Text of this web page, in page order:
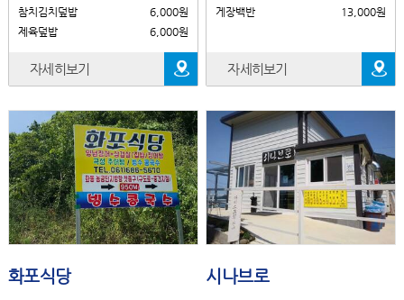
참치김치덮밥
6,000원
제육덮밥
6,000원
자세히보기
게장백반
13,000원
자세히보기
화포식당 시나브로